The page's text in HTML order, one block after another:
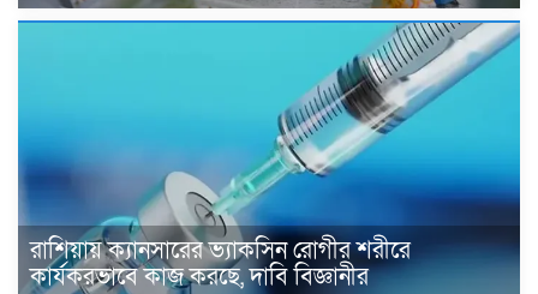
রাশিয়ায় ক্যানসারের ভ্যাকসিন রোগীর শরীরে
কার্যকরভাবে কাজ করছে, দাবি বিজ্ঞানীর